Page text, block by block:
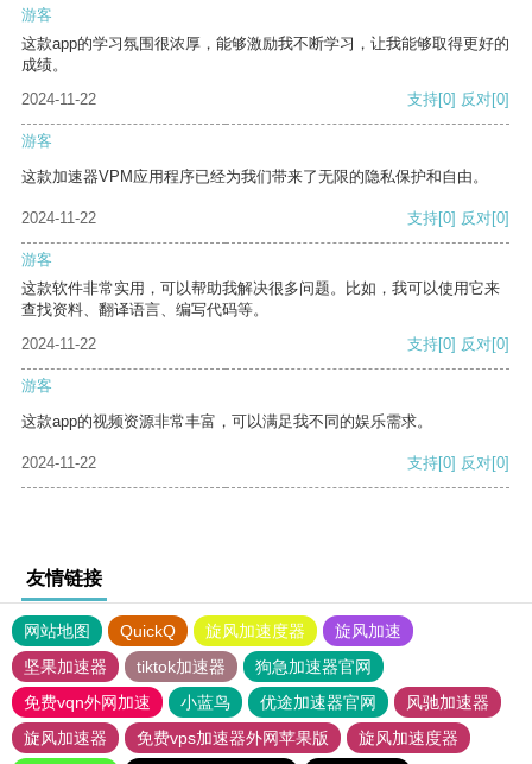
游客
这款app的学习氛围很浓厚，能够激励我不断学习，让我能够取得更好的
成绩。
2024-11-22
支持[0] 反对[0]
游客
这款加速器VPM应用程序已经为我们带来了无限的隐私保护和自由。
2024-11-22 支持[0] 反对[0]
游客
这款软件非常实用，可以帮助我解决很多问题。比如，我可以使用它来
查找资料、翻译语言、编写代码等。
2024-11-22
支持[0] 反对[0]
游客
这款app的视频资源非常丰富，可以满足我不同的娱乐需求。
2024-11-22 支持[0] 反对[0]
友情链接
网站地图 QuickQ 旋风加速度器
旋风加速
坚果加速器
tiktok加速器
狗急加速器官网
免费vqn外网加速
小蓝鸟 优途加速器官网
风驰加速器
旋风加速器
免费vps加速器外网苹果版 旋风加速度器